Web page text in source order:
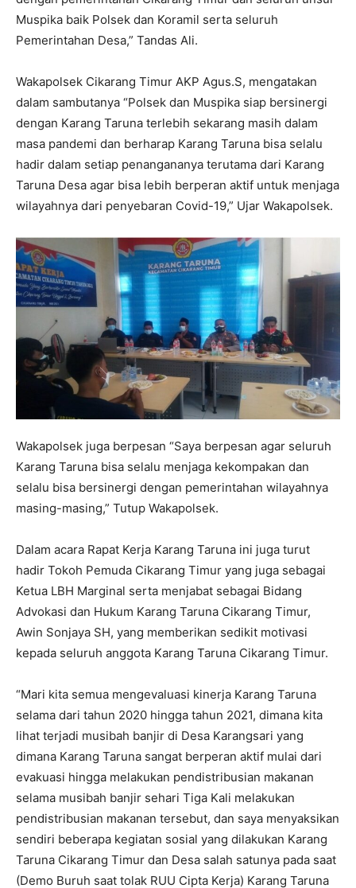
Muspika baik Polsek dan Koramil serta seluruh
Pemerintahan Desa,” Tandas Ali.
Wakapolsek Cikarang Timur AKP Agus.S, mengatakan
dalam sambutanya “Polsek dan Muspika siap bersinergi
dengan Karang Taruna terlebih sekarang masih dalam
masa pandemi dan berharap Karang Taruna bisa selalu
hadir dalam setiap penangananya terutama dari Karang
Taruna Desa agar bisa lebih berperan aktif untuk menjaga
wilayahnya dari penyebaran Covid-19,” Ujar Wakapolsek.
Wakapolsek juga berpesan “Saya berpesan agar seluruh
Karang Taruna bisa selalu menjaga kekompakan dan
selalu bisa bersinergi dengan pemerintahan wilayahnya
masing-masing,” Tutup Wakapolsek.
Dalam acara Rapat Kerja Karang Taruna ini juga turut
hadir Tokoh Pemuda Cikarang Timur yang juga sebagai
Ketua LBH Marginal serta menjabat sebagai Bidang
Advokasi dan Hukum Karang Taruna Cikarang Timur,
Awin Sonjaya SH, yang memberikan sedikit motivasi
kepada seluruh anggota Karang Taruna Cikarang Timur.
“Mari kita semua mengevaluasi kinerja Karang Taruna
selama dari tahun 2020 hingga tahun 2021, dimana kita
lihat terjadi musibah banjir di Desa Karangsari yang
dimana Karang Taruna sangat berperan aktif mulai dari
evakuasi hingga melakukan pendistribusian makanan
selama musibah banjir sehari Tiga Kali melakukan
pendistribusian makanan tersebut, dan saya menyaksikan
sendiri beberapa kegiatan sosial yang dilakukan Karang
Taruna Cikarang Timur dan Desa salah satunya pada saat
(Demo Buruh saat tolak RUU Cipta Kerja) Karang Taruna